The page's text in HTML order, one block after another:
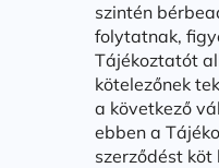
szintén
folytatnak,
Tájékoztatót
kötelezőnek
a következő
ebben a
szerződést köt